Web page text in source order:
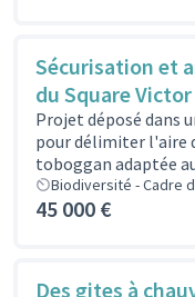
Sécurisation et
du Square Victor
Projet déposé dans
pour délimiter l'aire
toboggan adaptée
Biodiversité - Cadre
45 000 €
Des gites à